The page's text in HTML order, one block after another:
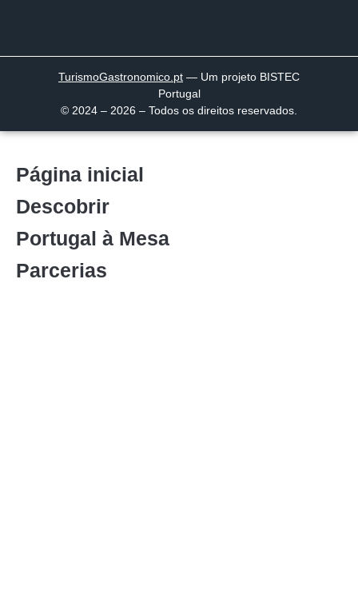
TurismoGastronomico .pt — Um projeto BISTEC
Portugal
© 2024 – 2026 – Todos os direitos reservados.
Página inicial
Descobrir
Portugal à Mesa
Parcerias